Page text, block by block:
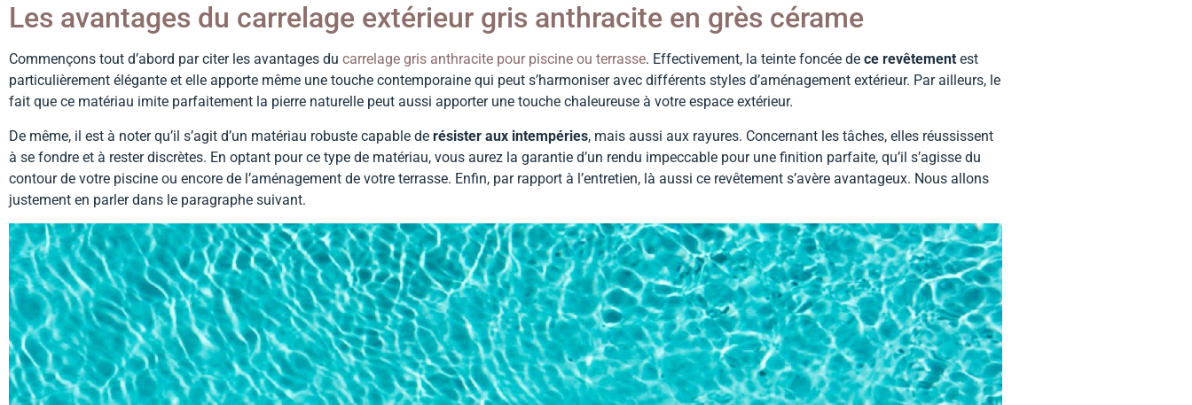
Les avantages du carrelage extérieur gris anthracite en grès cérame
Commençons tout d’abord par citer les avantages du carrelage gris anthracite pour piscine ou terrasse. Effectivement, la teinte foncée de ce revêtement est
particulièrement élégante et elle apporte même une touche contemporaine qui peut s’harmoniser avec différents styles d’aménagement extérieur. Par ailleurs, le
fait que ce matériau imite parfaitement la pierre naturelle peut aussi apporter une touche chaleureuse à votre espace extérieur.
De même, il est à noter qu’il s’agit d’un matériau robuste capable de résister aux intempéries, mais aussi aux rayures. Concernant les tâches, elles réussissent
à se fondre et à rester discrètes. En optant pour ce type de matériau, vous aurez la garantie d’un rendu impeccable pour une finition parfaite, qu’il s’agisse du
contour de votre piscine ou encore de l’aménagement de votre terrasse. Enfin, par rapport à l’entretien, là aussi ce revêtement s’avère avantageux. Nous allons
justement en parler dans le paragraphe suivant.